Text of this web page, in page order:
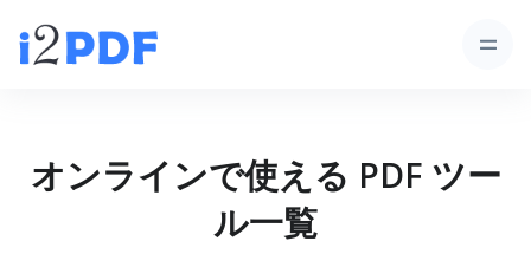
オンラインで使える PDF ツー
ル一覧